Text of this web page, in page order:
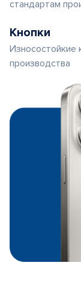
стандартам
Кнопки
Износостойкие
производства